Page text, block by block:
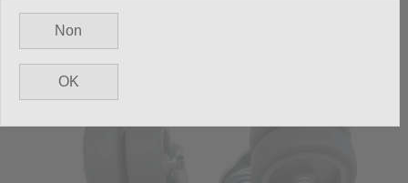
€ 59,00
 
En stock
Non
OK